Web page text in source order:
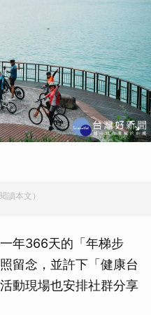
讀本文）
年366天的「年梯步
留念，並許下「健康台
動現場也安排社群分享